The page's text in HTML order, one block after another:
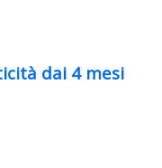
dai 4 mesi